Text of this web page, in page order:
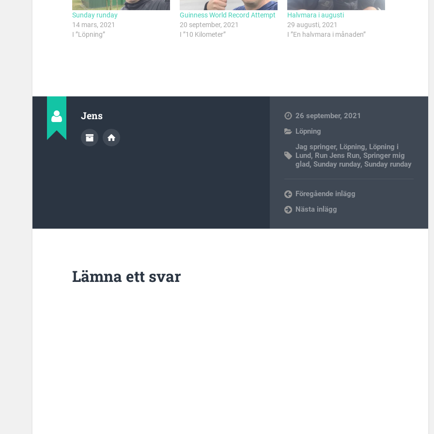
Sunday runday
14 mars, 2021
I ”Löpning”
Guinness World Record Attempt
20 september, 2021
I ”10 Kilometer”
Halvmara i augusti
29 augusti, 2021
I ”En halvmara i månaden”
Jens
26 september, 2021
Löpning
Jag springer, Löpning, Löpning i
Lund, Run Jens Run,Springer mig
glad,Sunday runday,Sunday runday
Föregående inlägg
Nästa inlägg
Lämna ett svar